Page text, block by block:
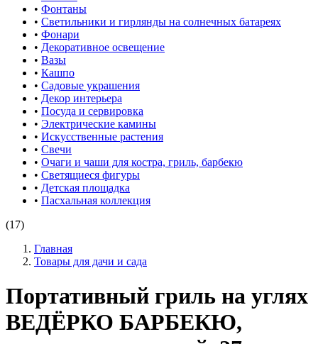
• Фонтаны
• Светильники и гирлянды на солнечных батареях
• Фонари
• Декоративное освещение
• Вазы
• Кашпо
• Садовые украшения
• Декор интерьера
• Посуда и сервировка
• Электрические камины
• Искусственные растения
• Свечи
• Очаги и чаши для костра, гриль, барбекю
• Светящиеся фигуры
• Детская площадка
• Пасхальная коллекция
(17)
Главная
Товары для дачи и сада
Портативный гриль на углях
ВЕДЁРКО БАРБЕКЮ,